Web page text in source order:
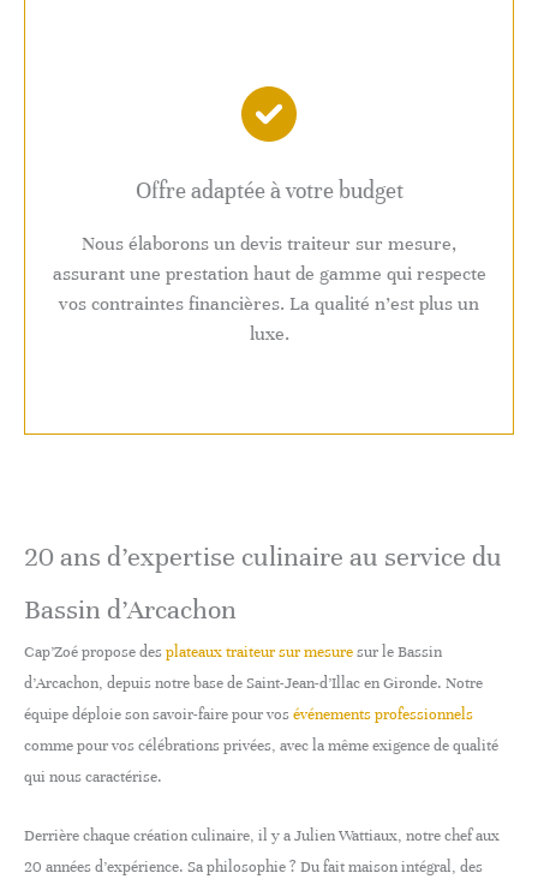
Offre adaptée à votre budget
Nous élaborons un devis traiteur sur mesure,
assurant une prestation haut de gamme qui respecte
vos contraintes financières. La qualité n’est plus un
luxe.
20 ans d’expertise culinaire au service du
Bassin d’Arcachon
Cap’Zoé propose desplateaux traiteur sur mesuresur le Bassin
d’Arcachon, depuis notre base de Saint-Jean-d’Illac en Gironde. Notre
équipe déploie son savoir-faire pour vosévénements professionnels
comme pour vos célébrations privées, avec la même exigence de qualité
qui nous caractérise.
Derrière chaque création culinaire, il y a Julien Wattiaux, notre chef aux
20 années d’expérience. Sa philosophie ? Du fait maison intégral, des